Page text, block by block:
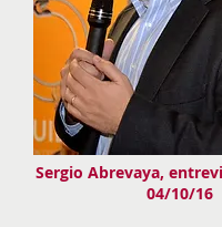
Sergio Abrevaya,
04/10/16